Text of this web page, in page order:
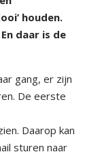
houden.
daar is de
gang, er zijn
De eerste
Daarop kan
sturen naar